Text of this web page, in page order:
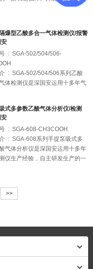
异常时自动消息提示；
业级乙酸气体检测仪表；实时在
爆型乙酸多合一气体检测仪/报警
: SGA-502/504/506-
: SGA-502/504/506系列乙酸
体检测仪是深国安运用十多年气
可根据客户需要任意搭配1-6种
，气体种类不限，检测量程不
方式不限；
式多参数乙酸气体分析仪/检测
: SGA-608-CH3COOH
: SGA-608系列手提泵吸式多
气体分析仪是深国安运用十多年
仪生产经验，自主研发生产的一
、PM10、温度、湿度等多
标；产品内置大容量锂电池，真
>>